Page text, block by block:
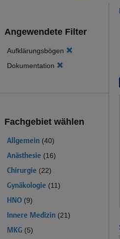
Angewendete Filter
Aufklärungsbögen
Dokumentation
Fachgebiet wählen
Allgemein (40)
Anästhesie (16)
Chirurgie (22)
Gynäkologie (11)
HNO (9)
Innere Medizin (21)
MKG (5)